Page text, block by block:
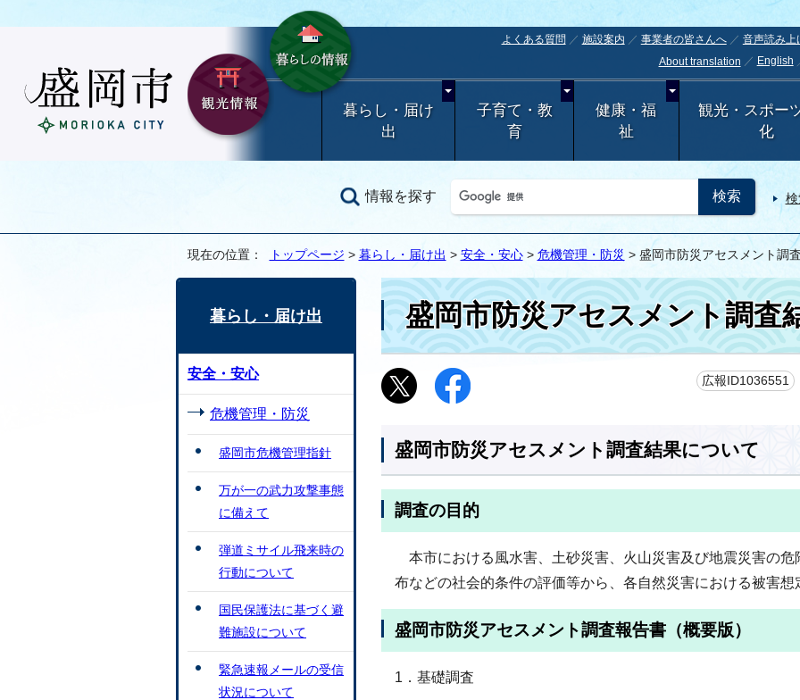
よくある質問 施設案内 事業者の皆さんへ 音声読み上
About translation
English
暮らし・届け
出
子育て・教
育
健康・福
祉
観光・スポー
化
情報を探す
現在の位置： トップページ > 暮らし・届け出 > 安全・安心> 危機管理・防災 > 盛岡市防災アセスメント調
盛岡市防災アセスメント調査
広報ID1036551
盛岡市防災アセスメント調査結果について
調査の目的
本市における風水害、土砂災害、火山災害及び地震災害の危
布などの社会的条件の評価等から、各自然災害における被害想
盛岡市防災アセスメント調査報告書（概要版）
1．基礎調査
暮らし・届け出
安全・安心
危機管理・防災
盛岡市危機管理指針
万が一の武力攻撃事態
に備えて
弾道ミサイル飛来時の
行動について
国民保護法に基づく避
難施設について
緊急速報メールの受信
状況について